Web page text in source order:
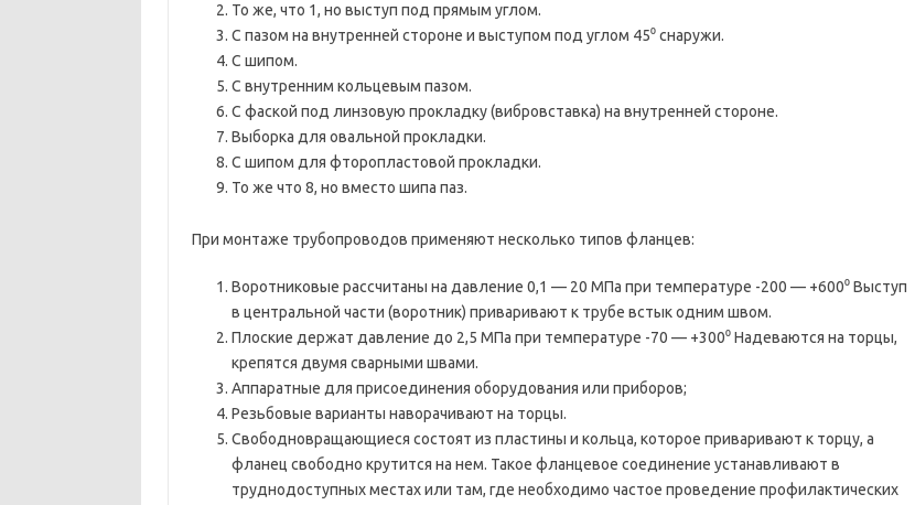
То же, что 1, но выступ под прямым углом.
С пазом на внутренней стороне и выступом под углом 45⁰ снаружи.
С шипом.
С внутренним кольцевым пазом.
С фаской под линзовую прокладку (вибровставка) на внутренней стороне.
Выборка для овальной прокладки.
С шипом для фторопластовой прокладки.
То же что 8, но вместо шипа паз.
При монтаже трубопроводов применяют несколько типов фланцев:
Воротниковые рассчитаны на давление 0,1 — 20 МПа при температуре -200 — +600⁰ Выступ
в центральной части (воротник) приваривают к трубе встык одним швом.
Плоские держат давление до 2,5 МПа при температуре -70 — +300⁰ Надеваются на торцы,
крепятся двумя сварными швами.
Аппаратные для присоединения оборудования или приборов;
Резьбовые варианты наворачивают на торцы.
Свободновращающиеся состоят из пластины и кольца, которое приваривают к торцу, а
фланец свободно крутится на нем. Такое фланцевое соединение устанавливают в
труднодоступных местах или там, где необходимо частое проведение профилактических